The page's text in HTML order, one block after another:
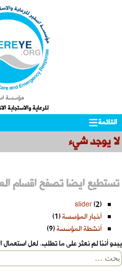
مؤسسة
للرعاية والاستجابة
القائمة
إلى
المحتوى
to
secondary
content
لا يوجد شيء
تستطيع ايضا تصفح اقسام
slider(2)
أخبار المؤسسة(1)
أنشطة المؤسسة(9)
يبدو أننا لم نعثر على ما تطلب. لعل
البحث
عن: